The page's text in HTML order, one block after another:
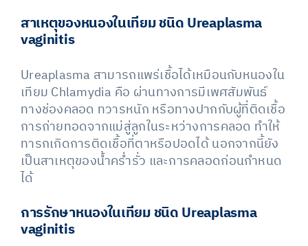
สาเหตุของหนองในเทียม ชนิด Ureaplasma
vaginitis
Ureaplasma สามารถแพร่เชื้อได้เหมือนกับหนองใน
เทียม Chlamydia คือ ผ่านทางการมีเพศสัมพันธ์
ทางช่องคลอด ทวารหนัก หรือทางปากกับผู้ที่ติดเชื้อ
การถ่ายทอดจากแม่สู่ลูกในระหว่างการคลอด ทำให้
ทารกเกิดการติดเชื้อที่ตาหรือปอดได้ นอกจากนี้ยัง
เป็นสาเหตุของน้ำคร่ำรั่ว และการคลอดก่อนกำหนด
ได้
การรักษาหนองในเทียม ชนิด Ureaplasma
vaginitis